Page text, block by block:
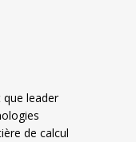
leader
de calcul